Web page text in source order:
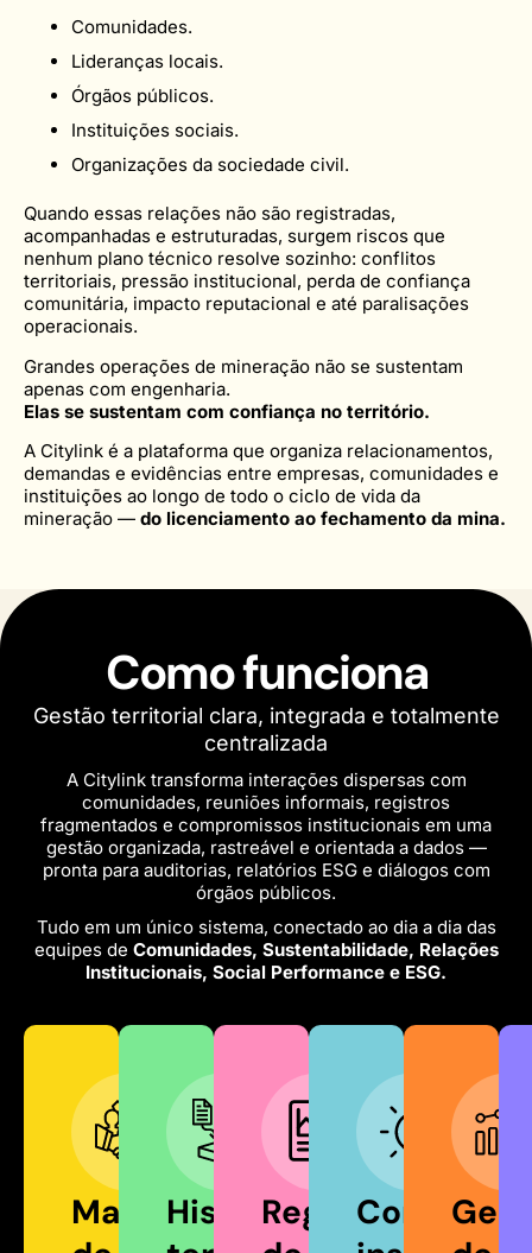
Comunidades.
Lideranças locais.
Órgãos públicos.
Instituições sociais.
Organizações da sociedade civil.
Quando essas relações não são registradas,
acompanhadas e estruturadas, surgem riscos que
nenhum plano técnico resolve sozinho: conflitos
territoriais, pressão institucional, perda de confiança
comunitária, impacto reputacional e até paralisações
operacionais.
Grandes operações de mineração não se sustentam
apenas com engenharia.
Elas se sustentam com confiança no território.
A Citylink é a plataforma que organiza relacionamentos,
demandas e evidências entre empresas, comunidades e
instituições ao longo de todo o ciclo de vida da
mineração — do licenciamento ao fechamento da mina.
Como funciona
Gestão territorial clara, integrada e totalmente
centralizada
A Citylink transforma interações dispersas com
comunidades, reuniões informais, registros
fragmentados e compromissos institucionais em uma
gestão organizada, rastreável e orientada a dados —
pronta para auditorias, relatórios ESG e diálogos com
órgãos públicos.
Tudo em um único sistema, conectado ao dia a dia das
equipes de Comunidades, Sustentabilidade, Relações
Institucionais, Social Performance e ESG.
Mapeamento
HistóricoRegistro